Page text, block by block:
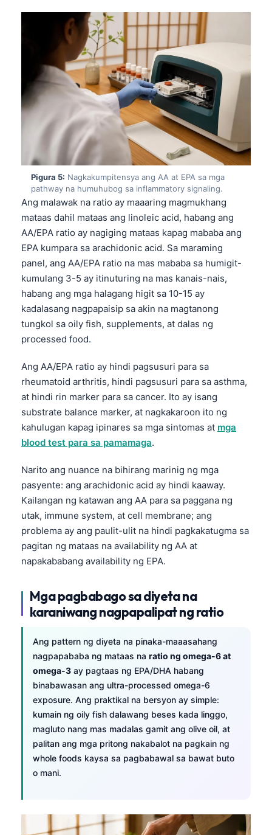
Pigura 5: Nagkakumpitensya ang AA at EPA sa mga
pathway na humuhubog sa inflammatory signaling.
Ang malawak na ratio ay maaaring magmukhang
mataas dahil mataas ang linoleic acid, habang ang
AA/EPA ratio ay nagiging mataas kapag mababa ang
EPA kumpara sa arachidonic acid. Sa maraming
panel, ang AA/EPA ratio na mas mababa sa humigit-
kumulang 3-5 ay itinuturing na mas kanais-nais,
habang ang mga halagang higit sa 10-15 ay
kadalasang nagpapaisip sa akin na magtanong
tungkol sa oily fish, supplements, at dalas ng
processed food.
Ang AA/EPA ratio ay hindi pagsusuri para sa
rheumatoid arthritis, hindi pagsusuri para sa asthma,
at hindi rin marker para sa cancer. Ito ay isang
substrate balance marker, at nagkakaroon ito ng
kahulugan kapag ipinares sa mga sintomas at mga
blood test para sa pamamaga.
Narito ang nuance na bihirang marinig ng mga
pasyente: ang arachidonic acid ay hindi kaaway.
Kailangan ng katawan ang AA para sa paggana ng
utak, immune system, at cell membrane; ang
problema ay ang paulit-ulit na hindi pagkakatugma sa
pagitan ng mataas na availability ng AA at
napakababang availability ng EPA.
Mga pagbabago sa diyeta na
karaniwang nagpapalipat ng ratio
Ang pattern ng diyeta na pinaka-maaasahang
nagpapababa ng mataas na ratio ng omega-6 at
omega-3 ay pagtaas ng EPA/DHA habang
binabawasan ang ultra-processed omega-6
exposure. Ang praktikal na bersyon ay simple:
kumain ng oily fish dalawang beses kada linggo,
magluto nang mas madalas gamit ang olive oil, at
palitan ang mga pritong nakabalot na pagkain ng
whole foods kaysa sa pagbabawal sa bawat buto
o mani.
Gàidhlig
العربية المغربية
Afrikaans
ພາສາລາວ
Basa Jawa
Cebuano
ئۇيغۇرچە
Кыргызча
Татар теле
Беларуская мова
Frysk
Ślōnskŏ gŏdka
Norsk bokmål